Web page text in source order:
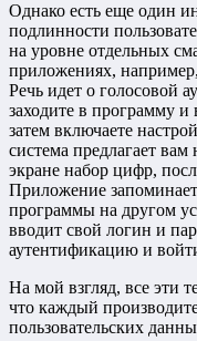
Однако есть еще один
подлинности
на уровне отдельных
приложениях,
Речь идет о голосовой
заходите в программу и
затем включаете
система предлагает
экране набор цифр,
Приложение
программы на другом
вводит свой логин и
аутентификацию и
На мой взгляд, все эти
что каждый
пользовательских